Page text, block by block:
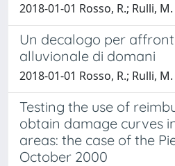
2018-01-01 Rosso, R.; Rulli, M.
Un decalogo per
alluvionale di domani
2018-01-01 Rosso, R.; Rulli, M.
Testing the use of
obtain damage curves
areas: the case of the
October 2000